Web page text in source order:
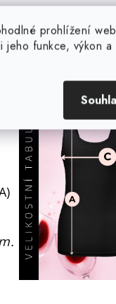
prohlížení
jeho funkce, výkon a